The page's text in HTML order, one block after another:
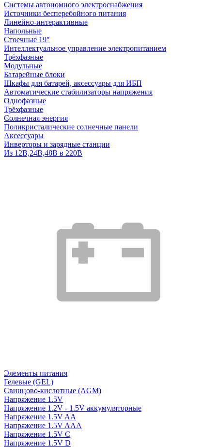
Системы автономного электроснабжения
Источники бесперебойного питания
Линейно-интерактивные
Напольные
Стоечные 19"
Интеллектуальное управление электропитанием
Трёхфазные
Модульные
Батарейные блоки
Шкафы для батарей, аксессуары для ИБП
Автоматические стабилизаторы напряжения
Однофазные
Трёхфазные
Солнечная энергия
Поликристалические солнечные панели
Аксессуары
Инверторы и зарядные станции
Из 12В,24В,48В в 220В
Элементы питания
Гелевые (GEL)
Свинцово-кислотные (AGM)
Напряжение 1.5V
Напряжение 1.2V - 1.5V аккумуляторные
Напряжение 1.5V AA
Напряжение 1.5V AAA
Напряжение 1.5V C
Напряжение 1.5V D